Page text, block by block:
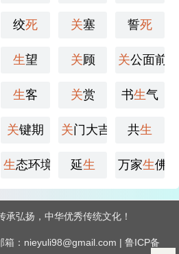
绞死 关塞 誓死
生望 关顾 关公面前
生客 关赏 书生气
关键期 关门大吉 共生
生态环境 延生 万家生佛
承弘扬，中华优秀传统文化！
：nieyuli98@gmail.com | 鲁ICP备